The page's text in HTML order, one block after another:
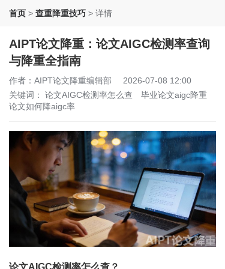
首页 > 查重降重技巧 > 详情
AIPT论文降重：论文AIGC检测率查询
与降重全指南
作者：AIPT论文降重编辑部
2026-07-08 12:00
关键词： 论文AIGC检测率怎么查
毕业论文aigc降重
论文如何降aigc率